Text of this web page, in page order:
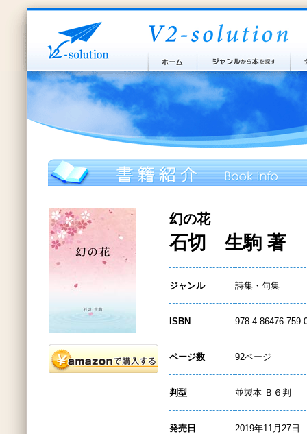
幻の花
石切 生駒 著
ジャンル 詩集・句集
ISBN 978-4-86476-759-
ページ数 92ページ
判型 並製本 Ｂ６判
発売日 2019年11月27日